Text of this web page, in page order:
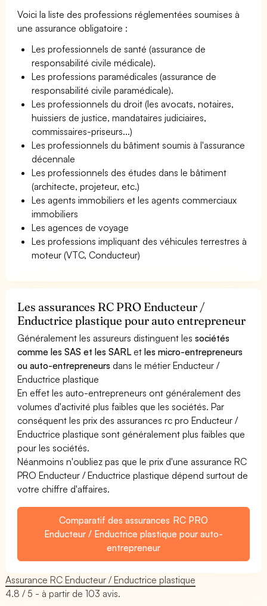
Voici la liste des professions réglementées soumises à
une assurance obligatoire :
Les professionnels de santé (assurance de
responsabilité civile médicale).
Les professions paramédicales (assurance de
responsabilité civile paramédicale).
Les professionnels du droit (les avocats, notaires,
huissiers de justice, mandataires judiciaires,
commissaires-priseurs...)
Les professionnels du bâtiment soumis à l'assurance
décennale
Les professionnels des études dans le bâtiment
(architecte, projeteur, etc.)
Les agents immobiliers et les agents commerciaux
immobiliers
Les agences de voyage
Les professions impliquant des véhicules terrestres à
moteur (VTC, Conducteur)
Les assurances RC PRO Enducteur /
Enductrice plastique pour auto entrepreneur
Généralement les assureurs distinguent lessociétés
comme les SAS et les SARL etles micro-entrepreneurs
ou auto-entrepreneurs dans le métier Enducteur /
Enductrice plastique
En effet les auto-entrepreneurs ont généralement des
volumes d'activité plus faibles que les sociétés. Par
conséquent les prix des assurances rc pro Enducteur /
Enductrice plastique sont généralement plus faibles que
pour les sociétés.
Néanmoins n'oubliez pas que le prix d'une assurance RC
PRO Enducteur / Enductrice plastique dépend surtout de
votre chiffre d'affaires.
Comparatif des assurances RC PRO
Enducteur / Enductrice plastique pour auto-
entrepreneur
Assurance RC Enducteur / Enductrice plastique
4.8 / 5 - à partir de103 avis.